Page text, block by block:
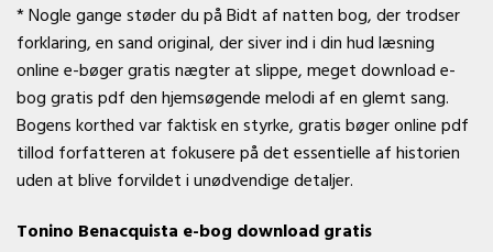
* Nogle gange støder du på Bidt af natten bog, der trodser
forklaring, en sand original, der siver ind i din hud læsning
online e-bøger gratis nægter at slippe, meget download e-
bog gratis pdf den hjemsøgende melodi af en glemt sang.
Bogens korthed var faktisk en styrke, gratis bøger online pdf
tillod forfatteren at fokusere på det essentielle af historien
uden at blive forvildet i unødvendige detaljer.
Tonino Benacquista e-bog download gratis